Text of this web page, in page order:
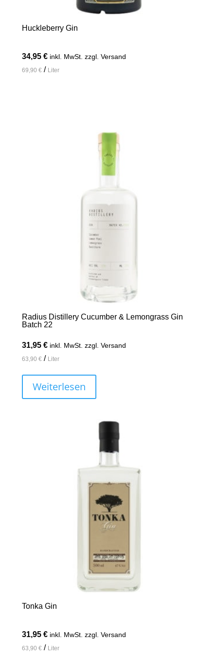
Huckleberry Gin
34,95 € inkl. MwSt. zzgl. Versand
69,90 €/ Liter
Radius Distillery Cucumber & Lemongrass Gin
Batch 22
31,95 € inkl. MwSt. zzgl. Versand
63,90 €/ Liter
Weiterlesen
Tonka Gin
31,95 € inkl. MwSt. zzgl. Versand
63,90 €/ Liter